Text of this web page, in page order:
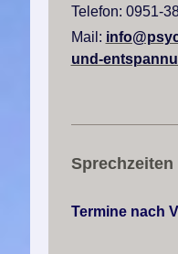
Telefon: 0951-
Mail:
und-
Sprechzeiten
Termine nach